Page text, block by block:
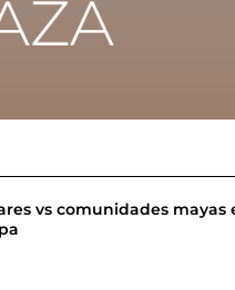
vs comunidades mayas